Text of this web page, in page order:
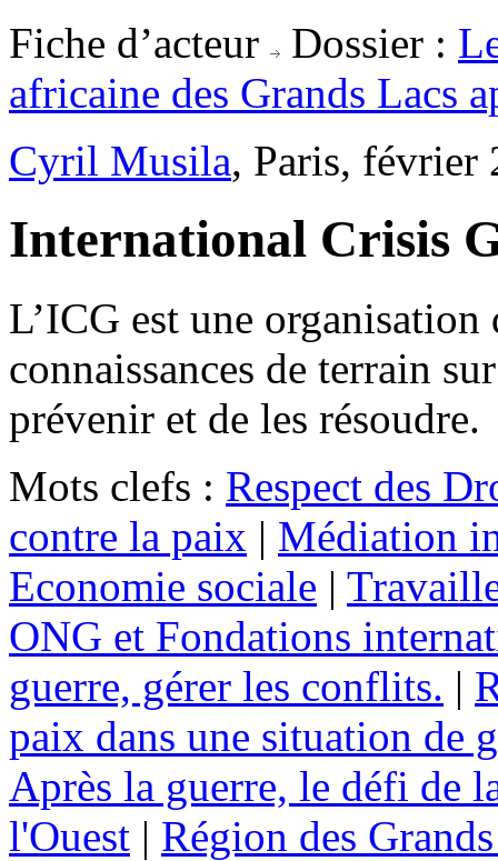
Fiche d’acteur Dossier :
africaine des Grands Lacs
Cyril Musila, Paris, février
International Crisis
L’ICG est une
connaissances de terrain
prévenir et de les résoudre.
Mots clefs : Respect des
contre la paix | Médiation
Economie sociale |
ONG et Fondations
guerre, gérer les conflits. |
paix dans une situation de
Après la guerre, le défi de
l'Ouest | Région des